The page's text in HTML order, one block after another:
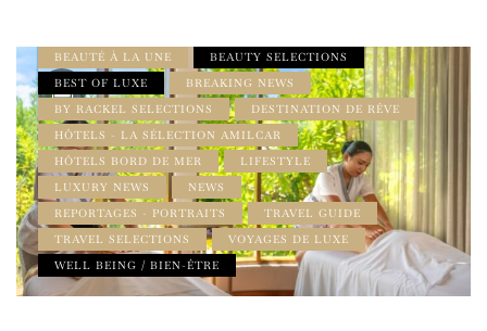
BEAUTÉ À LA UNE
BEAUTY SELECTIONS
BEST OF LUXE
BREAKING NEWS
BY RACKEL SELECTIONS
DESTINATION DE RÊVE
HÔTELS - LA SÉLECTION AMILCAR
HÔTELS BORD DE MER
LIFESTYLE
LUXURY NEWS
NEWS
REPORTAGES - PORTRAITS
TRAVEL GUIDE
TRAVEL SELECTIONS
VOYAGES DE LUXE
WELL BEING / BIEN-ÊTRE